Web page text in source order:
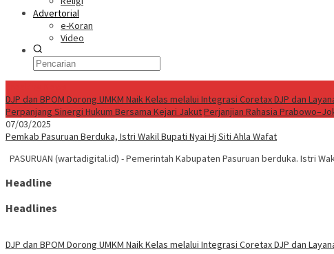
Advertorial
e-Koran
Video
DJP dan BPOM Dorong UMKM Naik Kelas melalui Integrasi Coretax DJP dan
Perpanjang Sinergi Hukum Bersama Kejari JakutPerjanjian Rahasia
07/03/2025
Pemkab Pasuruan Berduka, Istri Wakil Bupati Nyai Hj Siti Ahla Wafat
PASURUAN (wartadigital.id) - Pemerintah Kabupaten Pasuruan berduka. Istri
Headline
Headlines
DJP dan BPOM Dorong UMKM Naik Kelas melalui Integrasi Coretax DJP dan